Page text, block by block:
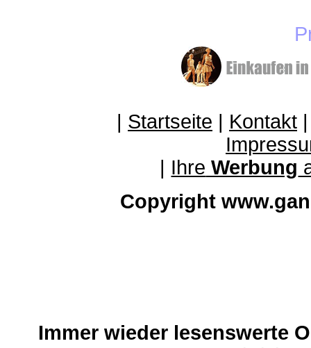
| Startseite | Kontakt
| Ihre Werbung
Copyright
Immer wieder lesenswerte